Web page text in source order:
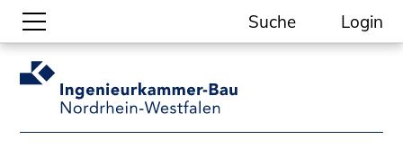
Suche
Gesellschaftliche Themen
Aktuelle Meldungen
Login